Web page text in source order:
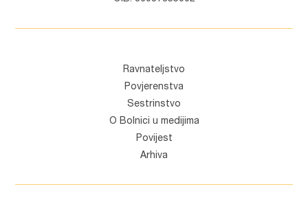
Ravnateljstvo
Povjerenstva
Sestrinstvo
O Bolnici u medijima
Povijest
Arhiva